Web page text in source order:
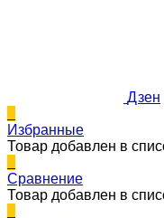
Дзен
Избранные
Товар добавлен в
Сравнение
Товар добавлен в